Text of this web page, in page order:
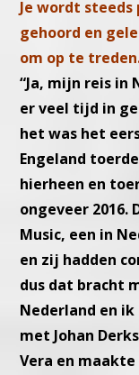
Je wordt
gehoord en
om op te
“Ja, mijn reis in
er veel tijd in
het was het
Engeland
hierheen en
ongeveer 2016.
Music, een in
en zij hadden
dus dat bracht
Nederland en
met Johan
Vera en